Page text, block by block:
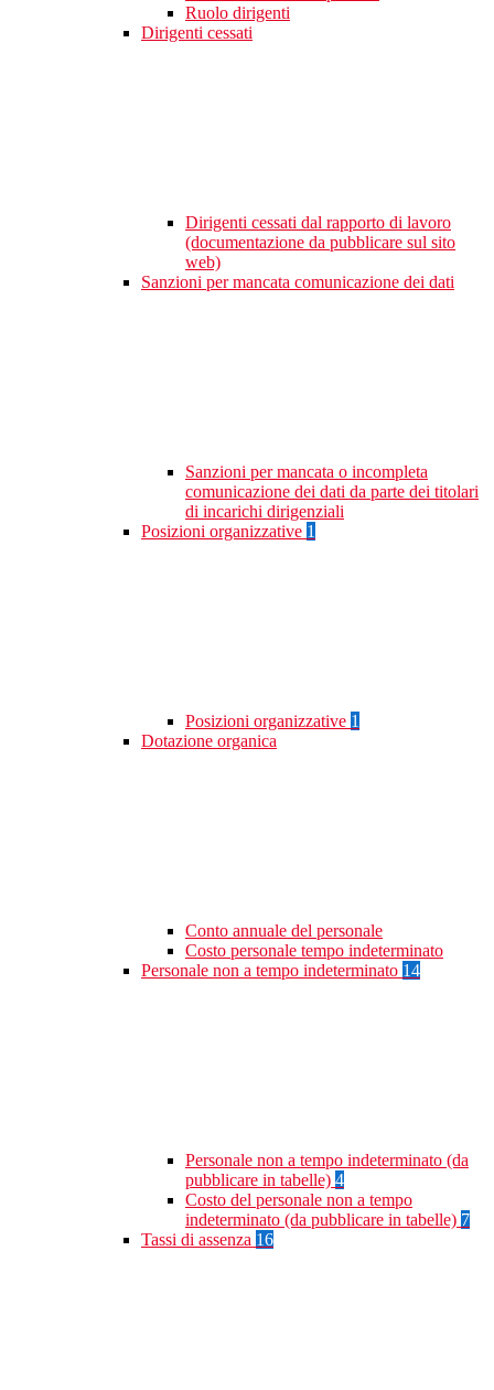
Ruolo dirigenti
Dirigenti cessati
Dirigenti cessati dal rapporto di lavoro
(documentazione da pubblicare sul sito
web)
Sanzioni per mancata comunicazione dei dati
Sanzioni per mancata o incompleta
comunicazione dei dati da parte dei titolari
di incarichi dirigenziali
Posizioni organizzative 1
Posizioni organizzative 1
Dotazione organica
Conto annuale del personale
Costo personale tempo indeterminato
Personale non a tempo indeterminato 14
Personale non a tempo indeterminato (da
pubblicare in tabelle) 4
Costo del personale non a tempo
indeterminato (da pubblicare in tabelle) 7
Tassi di assenza 16